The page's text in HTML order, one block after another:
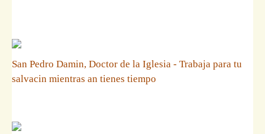
San Pedro Damin, Doctor de la Iglesia - Trabaja para tu
salvacin mientras an tienes tiempo